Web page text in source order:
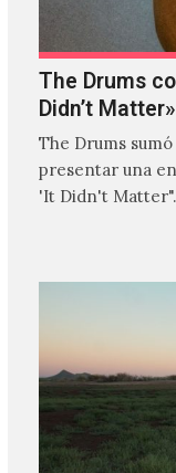
The Drums
Didn’t Matter»
The Drums
presentar una
'It Didn't